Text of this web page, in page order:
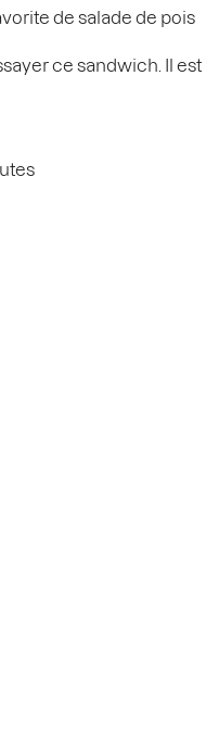
de salade de pois
ce sandwich. Il est